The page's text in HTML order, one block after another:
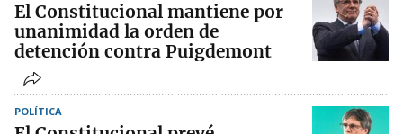
El Constitucional mantiene por
unanimidad la orden de
detención contra Puigdemont
POLÍTICA